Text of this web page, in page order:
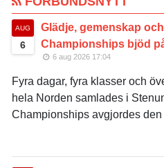
AUG
6
Glädje, gemenskap
Championships bjöd
6 aug 2026 17:04
Fyra dagar, fyra klasser och
hela Norden samlades i
Championships avgjordes